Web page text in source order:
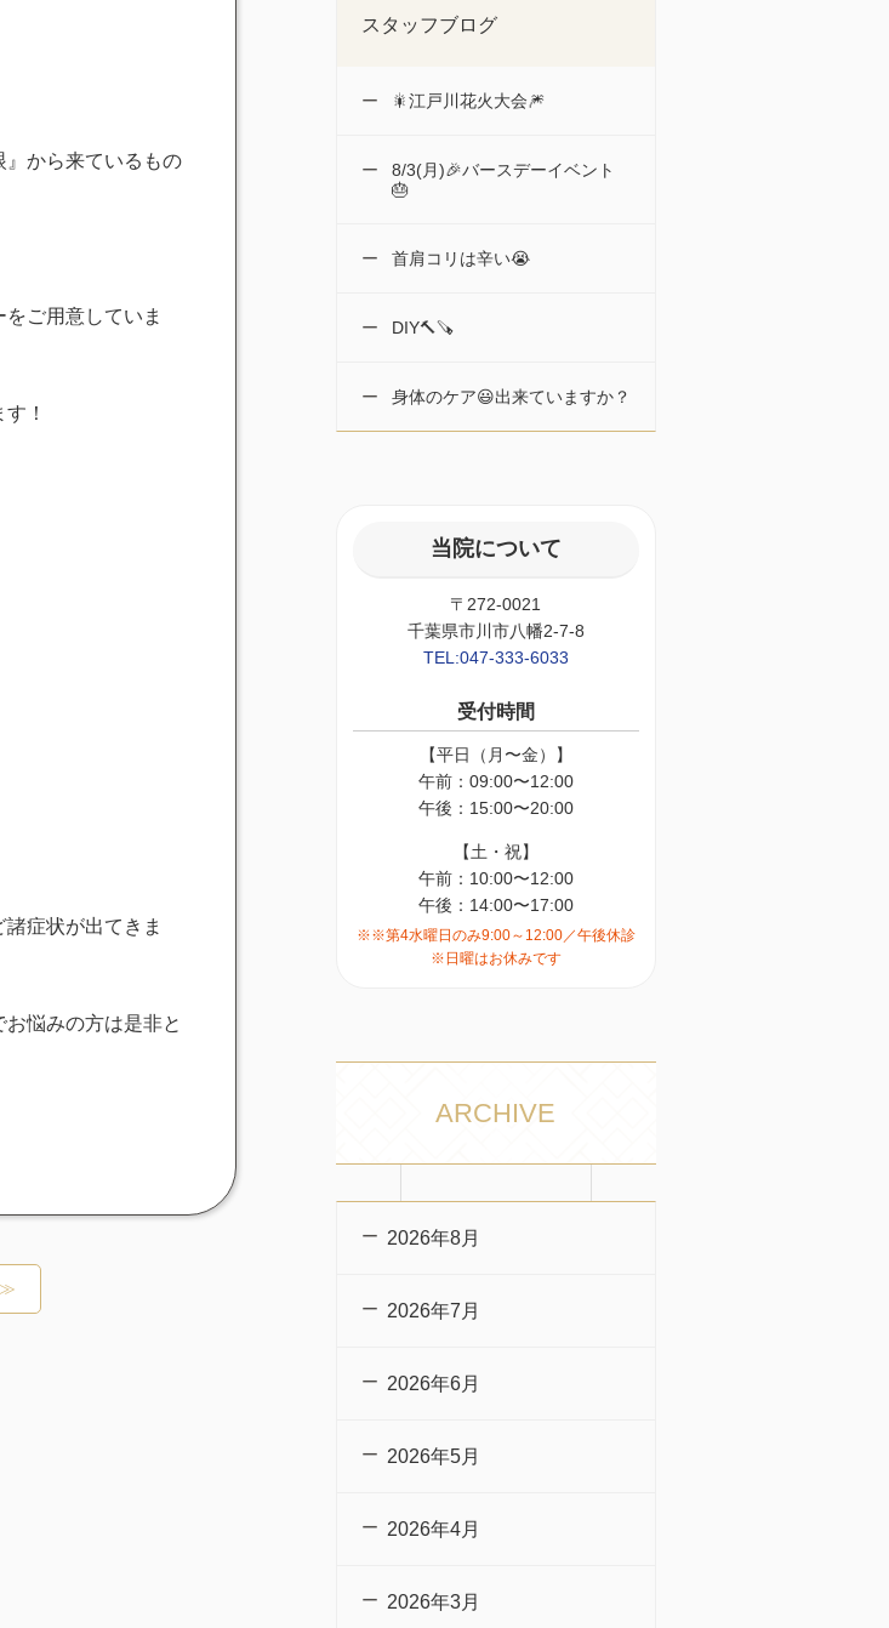
』から来ているもの
ご用意していま
！
症状が出てきま
悩みの方は是非と
≫
スタッフブログ
🎇江戸川花火大会🎆
8/3(月)🎉バースデーイベント
🎂
首肩コリは辛い😭
DIY🔨🪚
身体のケア😃出来ていますか？
当院について
〒272-0021
千葉県市川市八幡2-7-8
TEL:047-333-6033
受付時間
【平日（月〜金）】
午前：09:00〜12:00
午後：15:00〜20:00
【土・祝】
午前：10:00〜12:00
午後：14:00〜17:00
※※第4水曜日のみ9:00～12:00／午後休診
※日曜はお休みです
ARCHIVE
2026年8月
2026年7月
2026年6月
2026年5月
2026年4月
2026年3月